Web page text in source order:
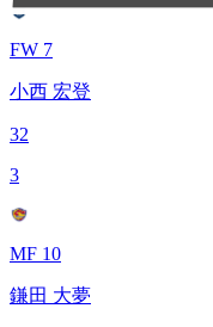
FW 7
小西 宏登
32
3
MF 10
鎌田 大夢